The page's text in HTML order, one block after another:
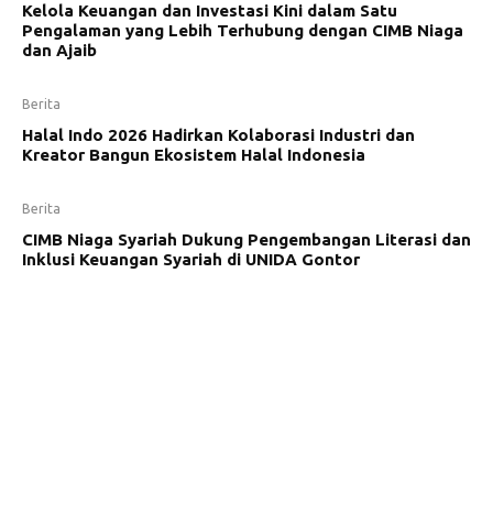
Kelola Keuangan dan Investasi Kini dalam Satu
Pengalaman yang Lebih Terhubung dengan CIMB Niaga
dan Ajaib
Berita
Halal Indo 2026 Hadirkan Kolaborasi Industri dan
Kreator Bangun Ekosistem Halal Indonesia
Berita
CIMB Niaga Syariah Dukung Pengembangan Literasi dan
Inklusi Keuangan Syariah di UNIDA Gontor